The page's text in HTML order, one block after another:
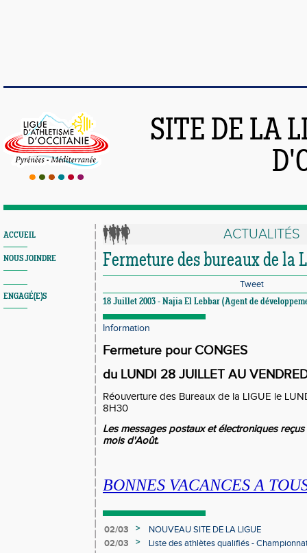
SITE DE LA
ACCUEIL
NOUS JOINDRE
ENGAGÉ(E)S
ACTUALITÉS
Fermeture des bureaux de la
Tweet
18 Juillet 2003 - Najia El Lebbar (Agent de
Information
Fermeture pour CONGES
du LUNDI 28 JUILLET AU
Réouverture des Bureaux de la LIGUE le
8H30
Les messages postaux et électroniques
mois d'Août.
BONNES VACANCES A
02/03 >
NOUVEAU SITE DE LA LIGUE
02/03
>
Liste des athlètes qualifiés -